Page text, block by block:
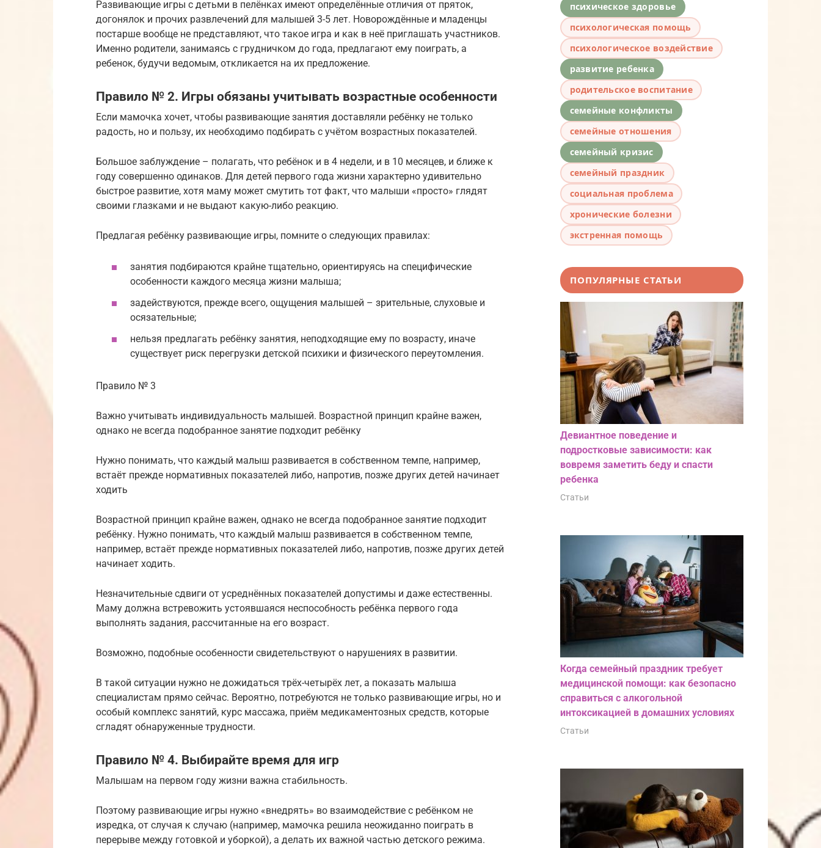
Развивающие игры с детьми в пелёнках имеют определённые отличия от пряток,
догонялок и прочих развлечений для малышей 3-5 лет. Новорождённые и младенцы
постарше вообще не представляют, что такое игра и как в неё приглашать участников.
Именно родители, занимаясь с грудничком до года, предлагают ему поиграть, а
ребенок, будучи ведомым, откликается на их предложение.
Правило № 2. Игры обязаны учитывать возрастные особенности
Если мамочка хочет, чтобы развивающие занятия доставляли ребёнку не только
радость, но и пользу, их необходимо подбирать с учётом возрастных показателей.
Большое заблуждение – полагать, что ребёнок и в 4 недели, и в 10 месяцев, и ближе к
году совершенно одинаков. Для детей первого года жизни характерно удивительно
быстрое развитие, хотя маму может смутить тот факт, что малыши «просто» глядят
своими глазками и не выдают какую-либо реакцию.
Предлагая ребёнку развивающие игры, помните о следующих правилах:
занятия подбираются крайне тщательно, ориентируясь на специфические
особенности каждого месяца жизни малыша;
задействуются, прежде всего, ощущения малышей – зрительные, слуховые и
осязательные;
нельзя предлагать ребёнку занятия, неподходящие ему по возрасту, иначе
существует риск перегрузки детской психики и физического переутомления.
Правило № 3
Важно учитывать индивидуальность малышей. Возрастной принцип крайне важен,
однако не всегда подобранное занятие подходит ребёнку
Нужно понимать, что каждый малыш развивается в собственном темпе, например,
встаёт прежде нормативных показателей либо, напротив, позже других детей начинает
ходить
Возрастной принцип крайне важен, однако не всегда подобранное занятие подходит
ребёнку. Нужно понимать, что каждый малыш развивается в собственном темпе,
например, встаёт прежде нормативных показателей либо, напротив, позже других детей
начинает ходить.
Незначительные сдвиги от усреднённых показателей допустимы и даже естественны.
Маму должна встревожить устоявшаяся неспособность ребёнка первого года
выполнять задания, рассчитанные на его возраст.
Возможно, подобные особенности свидетельствуют о нарушениях в развитии.
В такой ситуации нужно не дожидаться трёх-четырёх лет, а показать малыша
специалистам прямо сейчас. Вероятно, потребуются не только развивающие игры, но и
особый комплекс занятий, курс массажа, приём медикаментозных средств, которые
сгладят обнаруженные трудности.
Правило № 4. Выбирайте время для игр
Малышам на первом году жизни важна стабильность.
Поэтому развивающие игры нужно «внедрять» во взаимодействие с ребёнком не
изредка, от случая к случаю (например, мамочка решила неожиданно поиграть в
перерыве между готовкой и уборкой), а делать их важной частью детского режима.
психическое здоровье
психологическая помощь
психологическое воздействие
развитие ребенка
родительское воспитание
семейные конфликты
семейные отношения
семейный кризис
семейный праздник
социальная проблема
хронические болезни
экстренная помощь
ПОПУЛЯРНЫЕ СТАТЬИ
Девиантное поведение и
подростковые зависимости: как
вовремя заметить беду и спасти
ребенка
Статьи
Когда семейный праздник требует
медицинской помощи: как безопасно
справиться с алкогольной
интоксикацией в домашних условиях
Статьи